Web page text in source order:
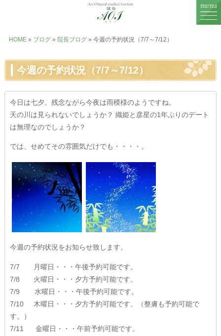
MENU
鍼灸治療
婦人科治療
不妊治療
症例一覧
症例に関するお話
料金表
鍼灸院紹介
スタッフ紹介
お問い合わせ
初診料無料クーポン
社会貢献活動
AOI通信
HOME» ブログ» 院長ブログ» 今週の予約状況（7/7～7/12）
今週の予約状況（7/7～7/12）
今日は七夕。残念ながら今夜は雨模様のようですね。
天の川は見られないでしょうか？ 織姫と彦星の1年ぶりのデート
は無理なのでしょうか？
では、せめてその雰囲気だけでも・・・・。
今週の予約状況をお知らせ致します。
7/7 月曜日・・・午後予約可能です。
7/8 火曜日・・・夕方予約可能です。
7/9 水曜日・・・午後予約可能です。
7/10 木曜日・・・夕方予約可能です。（整膚も予約可能で
す。）
7/11 金曜日・・・午前予約可能です。